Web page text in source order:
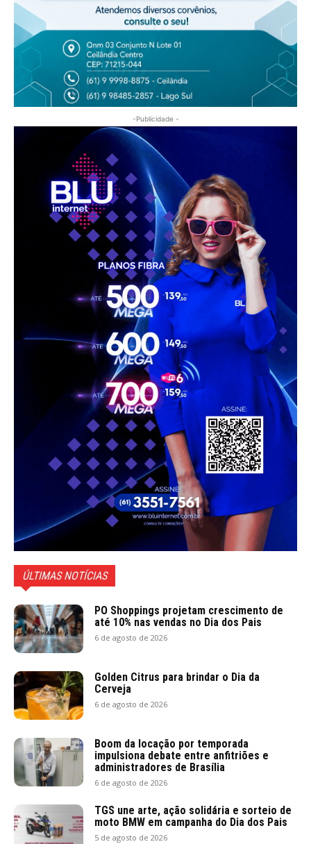
-Publicidade -
ÚLTIMAS NOTÍCIAS
PO Shoppings projetam crescimento de
até 10% nas vendas no Dia dos Pais
6 de agosto de 2026
Golden Citrus para brindar o Dia da
Cerveja
6 de agosto de 2026
Boom da locação por temporada
impulsiona debate entre anfitriões e
administradores de Brasília
6 de agosto de 2026
TGS une arte, ação solidária e sorteio de
moto BMW em campanha do Dia dos Pais
5 de agosto de 2026